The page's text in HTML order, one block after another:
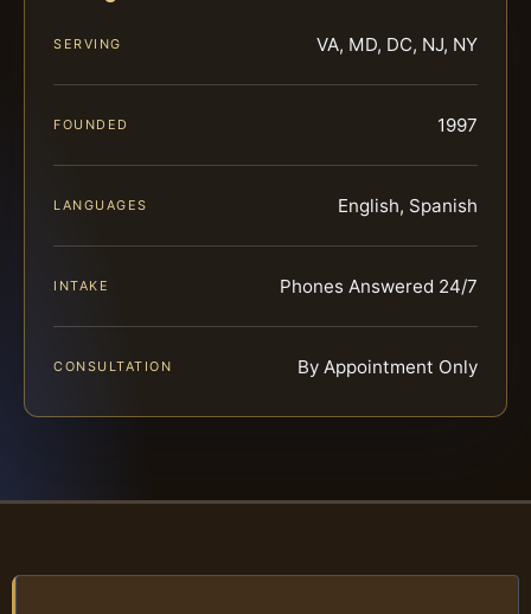
SERVING VA, MD, DC, NJ, NY
FOUNDED 1997
LANGUAGES English, Spanish
INTAKE Phones Answered 24/7
CONSULTATION By Appointment Only